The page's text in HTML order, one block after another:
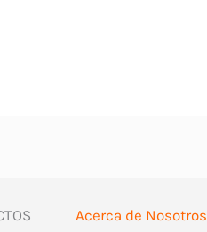
Acerca de Nosotros